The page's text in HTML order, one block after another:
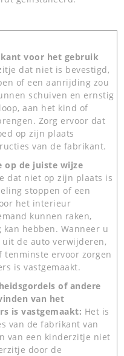
voor het gebruik
dat niet is bevestigd,
of een aanrijding zou
schuiven en ernstig
aan het kind of
Zorg ervoor dat
op zijn plaats
van de fabrikant.
op de juiste wijze
dat niet op zijn plaats is
stoppen of een
het interieur
kunnen raken,
hebben. Wanneer u
de auto verwijderen,
tenminste ervoor zorgen
is vastgemaakt.
of andere
van het
is vastgemaakt: Het is
van de fabrikant van
van een kinderzitje niet
door de